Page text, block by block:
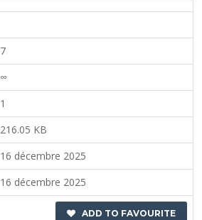
7
∞
1
216.05 KB
16 décembre 2025
16 décembre 2025
ADD TO FAVOURITE